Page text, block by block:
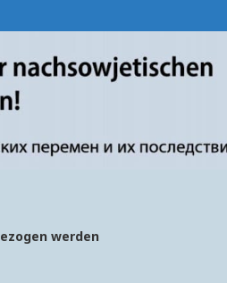
werden